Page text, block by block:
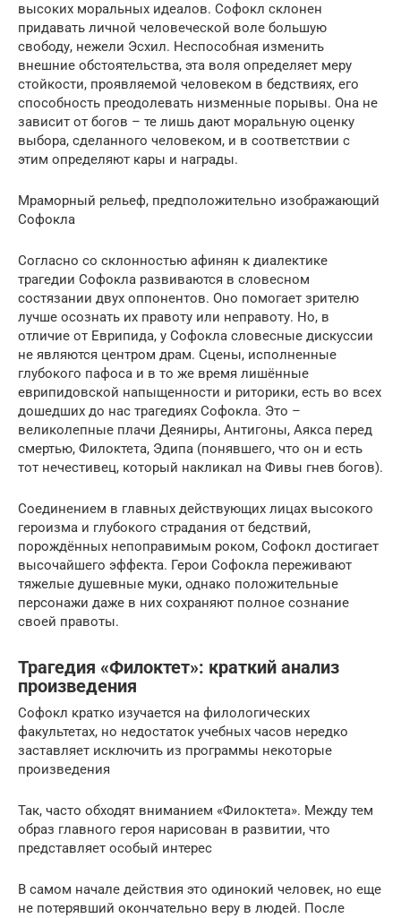
высоких моральных идеалов. Софокл склонен
придавать личной человеческой воле большую
свободу, нежели Эсхил. Неспособная изменить
внешние обстоятельства, эта воля определяет меру
стойкости, проявляемой человеком в бедствиях, его
способность преодолевать низменные порывы. Она не
зависит от богов – те лишь дают моральную оценку
выбора, сделанного человеком, и в соответствии с
этим определяют кары и награды.
Мраморный рельеф, предположительно изображающий
Софокла
Согласно со склонностью афинян к диалектике
трагедии Софокла развиваются в словесном
состязании двух оппонентов. Оно помогает зрителю
лучше осознать их правоту или неправоту. Но, в
отличие от Еврипида, у Софокла словесные дискуссии
не являются центром драм. Сцены, исполненные
глубокого пафоса и в то же время лишённые
еврипидовской напыщенности и риторики, есть во всех
дошедших до нас трагедиях Софокла. Это –
великолепные плачи Деяниры, Антигоны, Аякса перед
смертью, Филоктета, Эдипа (понявшего, что он и есть
тот нечестивец, который накликал на Фивы гнев богов).
Соединением в главных действующих лицах высокого
героизма и глубокого страдания от бедствий,
порождённых непоправимым роком, Софокл достигает
высочайшего эффекта. Герои Софокла переживают
тяжелые душевные муки, однако положительные
персонажи даже в них сохраняют полное сознание
своей правоты.
Трагедия «Филоктет»: краткий анализ
произведения
Софокл кратко изучается на филологических
факультетах, но недостаток учебных часов нередко
заставляет исключить из программы некоторые
произведения
Так, часто обходят вниманием «Филоктета». Между тем
образ главного героя нарисован в развитии, что
представляет особый интерес
В самом начале действия это одинокий человек, но еще
не потерявший окончательно веру в людей. После